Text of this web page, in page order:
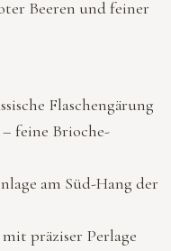
Beeren und feiner
Flaschengärung
feine Brioche-
am Süd-Hang der
präziser Perlage